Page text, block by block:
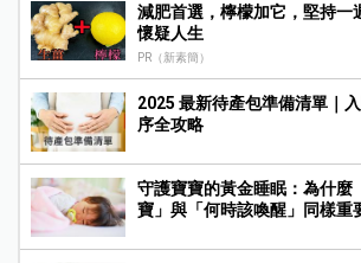
減肥首選，檸檬加它，堅持一
懷疑人生
PR（新素簡）
2025 最新待產包準備清單｜
序全攻略
守護寶寶的黃金睡眠：為什麼
寶」與「何時該喚醒」同樣重